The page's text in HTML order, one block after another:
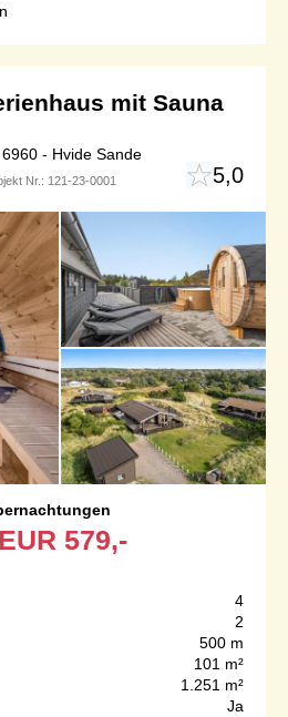
mit Sauna
- Hvide Sande
Nr.: 121-23-0001 5,0
EUR 579,-
4
2
500 m
101 m²
1.251 m²
Ja